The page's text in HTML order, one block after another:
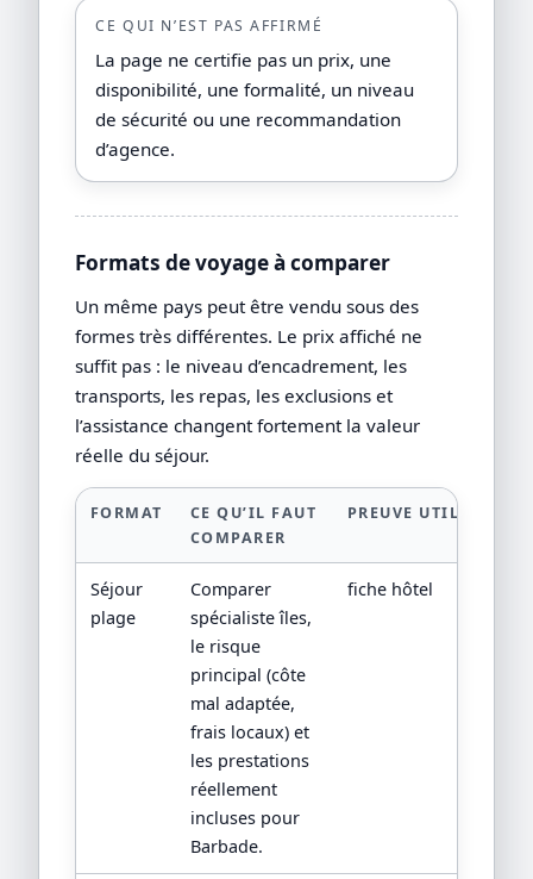
CE QUI N’EST PAS AFFIRMÉ
La page ne certifie pas un prix, une
disponibilité, une formalité, un niveau
de sécurité ou une recommandation
d’agence.
Formats de voyage à comparer
Un même pays peut être vendu sous des
formes très différentes. Le prix affiché ne
suffit pas : le niveau d’encadrement, les
transports, les repas, les exclusions et
l’assistance changent fortement la valeur
réelle du séjour.
FORMAT
CE QU’IL FAUT
COMPARER
PREUVE UTILE
Séjour
plage
Comparer
spécialiste îles,
le risque
principal (côte
mal adaptée,
frais locaux) et
les prestations
réellement
incluses pour
Barbade.
fiche hôtel